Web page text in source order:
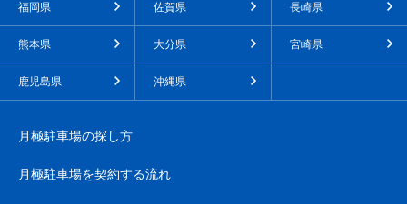
福岡県 佐賀県 長崎県
熊本県 大分県 宮崎県
鹿児島県 沖縄県
月極駐車場の探し方
月極駐車場を契約する流れ